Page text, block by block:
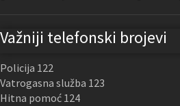
Važniji telefonski brojevi
Policija 122
Vatrogasna služba 123
Hitna pomoć 124